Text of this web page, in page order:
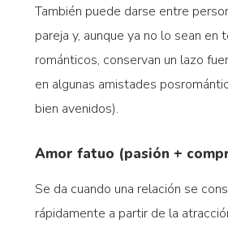
También puede darse entre
pareja y, aunque ya no lo sean en
románticos, conservan un lazo
en algunas amistades
bien avenidos).
Amor fatuo (pasión +
Se da cuando una relación se
rápidamente a partir de la